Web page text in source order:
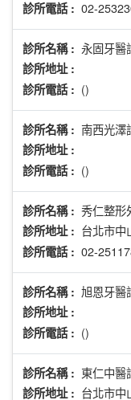
診所電話 : 02-
診所名稱 : 永固牙醫
診所地址 :
診所電話 : ()
診所名稱 : 南西光澤
診所地址 :
診所電話 : ()
診所名稱 : 秀仁整形
診所地址 : 台北市中
診所電話 : 02-
診所名稱 : 旭恩牙醫
診所地址 :
診所電話 : ()
診所名稱 : 東仁中醫
診所地址 : 台北市中